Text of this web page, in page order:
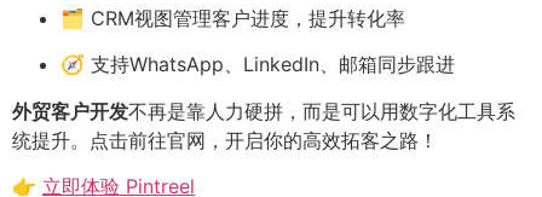
🗂 CRM视图管理客户进度，提升转化率
🧭 支持WhatsApp、LinkedIn、邮箱同步跟进
外贸客户开发不再是靠人力硬拼，而是可以用数字化工具系
统提升。点击前往官网，开启你的高效拓客之路！
👉 立即体验 Pintreel